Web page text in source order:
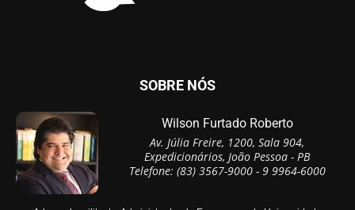
SOBRE NÓS
Wilson Furtado Roberto
Av. Júlia Freire, 1200, Sala 904,
Expedicionários, João Pessoa - PB
Telefone: (83) 3567-9000 - 9 9964-6000